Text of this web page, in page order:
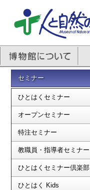
セミナー
ひとはくセミナー
オープンセミナー
特注セミナー
教職員・指導者セミナー
ひとはくセミナー倶楽部
ひとはく Kids